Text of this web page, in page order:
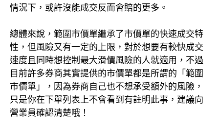
情況下，或許沒能成交反而會賠的更多。
總體來說，範圍市價單繼承了市價單的快速成交特
性，但風險又有一定的上限，對於想要有較快成交
速度且同時想控制最大滑價風險的人就適用，不過
目前許多券商其實提供的市價單都是所謂的「範圍
市價單」，因為券商自己也不想承受額外的風險，
只是你在下單列表上不會看到有註明此事，建議向
營業員確認清楚哦！